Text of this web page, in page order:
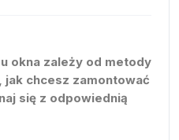
okna zależy od metody
jak chcesz zamontować
się z odpowiednią